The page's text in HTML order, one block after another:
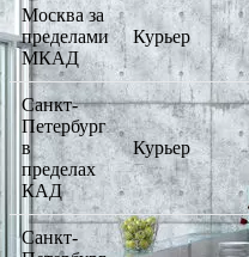
Москва за
пределами
МКАД
Курьер
Санкт-
Петербург
в
пределах
КАД
Курьер
Санкт-